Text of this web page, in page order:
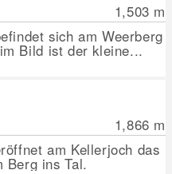
1,503 m
sich am Weerberg
Bild ist der kleine...
1,866 m
am Kellerjoch das
Berg ins Tal.